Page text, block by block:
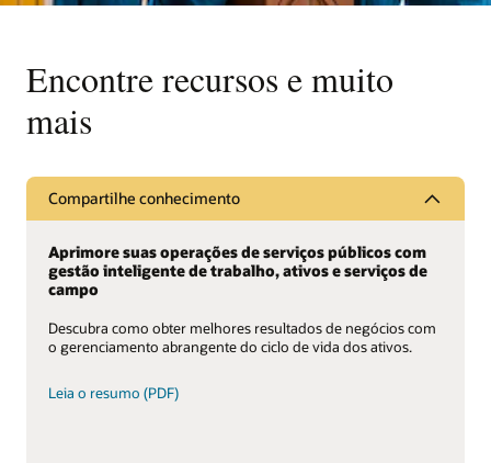
Encontre recursos e muito
mais
Compartilhe conhecimento
Aprimore suas operações de serviços públicos com
gestão inteligente de trabalho, ativos e serviços de
campo
Descubra como obter melhores resultados de negócios com
o gerenciamento abrangente do ciclo de vida dos ativos.
Leia o resumo (PDF)